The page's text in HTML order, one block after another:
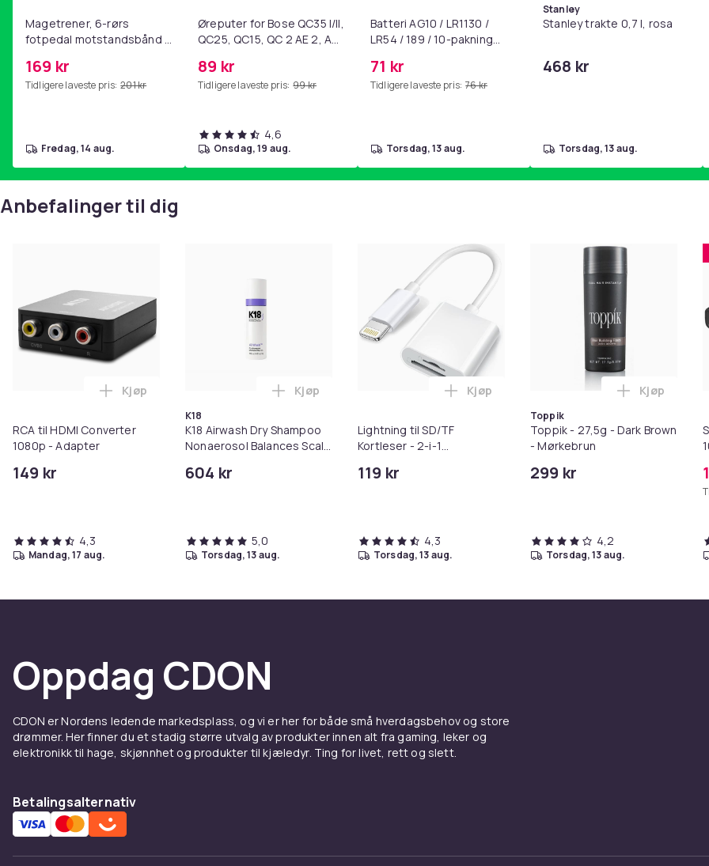
Magetrener, 6-rørs
fotpedal motstandsbånd -
yoga og
hjemmegymnastikk Pink
169 kr
Tidligere laveste pris: 201 kr
fredag, 14 aug.
Øreputer for Bose QC35 I/II,
QC25, QC15, QC 2 AE 2, AE
SoundLink Black
89 kr
Tidligere laveste pris: 99 kr
4,6
onsdag, 19 aug.
Batteri AG10 / LR1130 /
LR54 / 189 / 10-pakning
71 kr
Tidligere laveste pris: 76 kr
torsdag, 13 aug.
Stanley
Stanley trakte 0,7 l, rosa
468 kr
torsdag, 13 aug.
Anbefalinger til dig
RCA til HDMI Converter
1080p - Adapter
149 kr
Legg RCA til HDMI Converter 1080p - Adapter i handlekurven
Kjøp
4,3
mandag, 17 aug.
K18
K18 Airwash Dry Shampoo
Nonaerosol Balances Scalp
604 kr
Legg K18 Airwash Dry Shampoo Nonaerosol Balances Scalp & Controls
Kjøp
5,0
torsdag, 13 aug.
Lightning til SD/TF
Kortleser - 2-i-1
iPhone/iPad
119 kr
Legg Lightning til SD/TF Kortleser - 2-i-1
Kjøp
4,3
torsdag, 13 aug.
Toppik
Toppik - 27,5g - Dark Brown
- Mørkebrun
299 kr
Legg
Kjøp
4,2
torsdag, 13 aug.
Oppdag CDON
CDON er Nordens ledende markedsplass, og vi er her for både små hverdagsbehov og store
drømmer. Her finner du et stadig større utvalg av produkter innen alt fra gaming, leker og
elektronikk til hage, skjønnhet og produkter til kjæledyr. Ting for livet, rett og slett.
Betalingsalternativ